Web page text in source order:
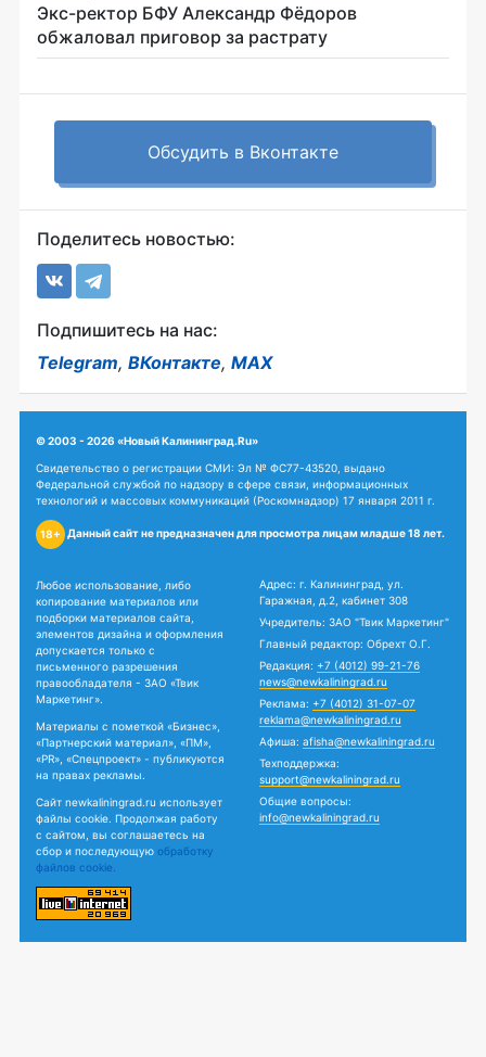
Экс-ректор БФУ Александр Фёдоров
обжаловал приговор за растрату
Обсудить в Вконтакте
Поделитесь новостью:
Подпишитесь на нас:
Telegram, ВКонтакте, MAX
© 2003 - 2026 «Новый Калининград.Ru»
Свидетельство о регистрации СМИ: Эл № ФС77-43520, выдано
Федеральной службой по надзору в сфере связи, информационных
технологий и массовых коммуникаций (Роскомнадзор) 17 января 2011 г.
18+ Данный сайт не предназначен для просмотра лицам младше 18 лет.
Любое использование, либо
копирование материалов или
подборки материалов сайта,
элементов дизайна и оформления
допускается только с
письменного разрешения
правообладателя - ЗАО «Твик
Маркетинг».
Материалы с пометкой «Бизнес»,
«Партнерский материал», «ПМ»,
«PR», «Спецпроект» - публикуются
на правах рекламы.
Сайт newkaliningrad.ru использует
файлы cookie. Продолжая работу
с сайтом, вы соглашаетесь на
сбор и последующую обработку
файлов cookie.
Адрес: г. Калининград, ул.
Гаражная, д.2, кабинет 308
Учредитель: ЗАО "Твик Маркетинг"
Главный редактор: Обрехт О.Г.
Редакция: +7 (4012) 99-21-76
news@newkaliningrad.ru
Реклама: +7 (4012) 31-07-07
reklama@newkaliningrad.ru
Афиша: afisha@newkaliningrad.ru
Техподдержка:
support@newkaliningrad.ru
Общие вопросы:
info@newkaliningrad.ru